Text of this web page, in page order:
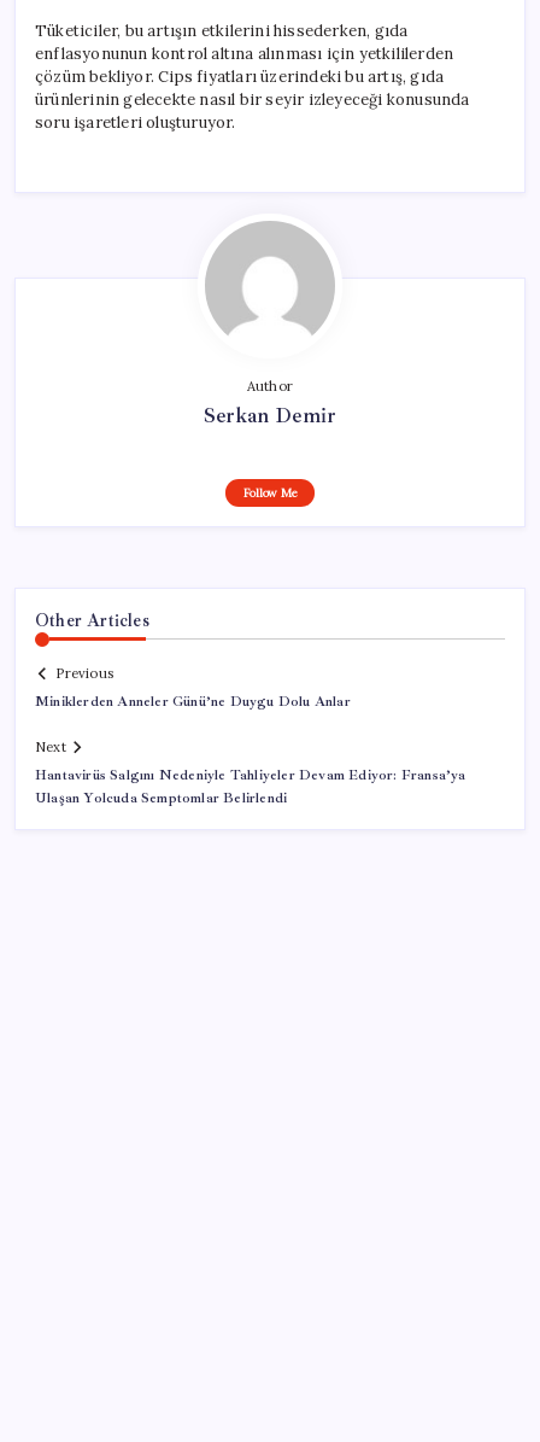
Tüketiciler, bu artışın etkilerini hissederken, gıda
enflasyonunun kontrol altına alınması için yetkililerden
çözüm bekliyor. Cips fiyatları üzerindeki bu artış, gıda
ürünlerinin gelecekte nasıl bir seyir izleyeceği konusunda
soru işaretleri oluşturuyor.
Author
Serkan Demir
Follow Me
Other Articles
Previous
Miniklerden Anneler Günü’ne Duygu Dolu Anlar
Next
Hantavirüs Salgını Nedeniyle Tahliyeler Devam Ediyor: Fransa’ya
Ulaşan Yolcuda Semptomlar Belirlendi